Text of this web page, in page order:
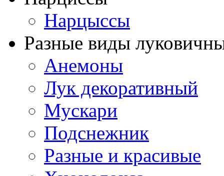
Нарцыссы
Разные виды
Анемоны
Лук декоративный
Мускари
Подснежник
Разные и красивые